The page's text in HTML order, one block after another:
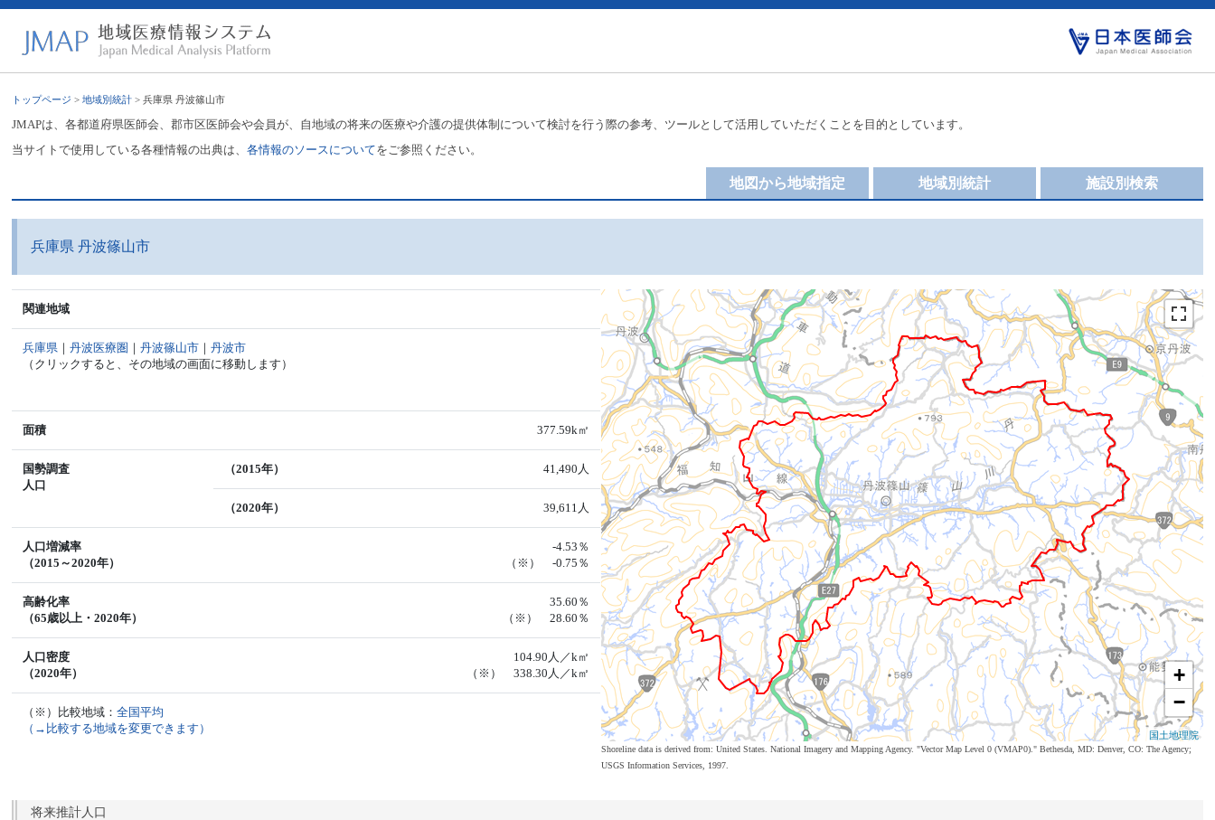
トップページ >地域別統計 > 兵庫県 丹波篠山市
JMAPは、各都道府県医師会、郡市区医師会や会員が、自地域の将来の医療や介護の提供体制について検討を行う際の参考、ツールとして活用していただくことを目的としています。
当サイトで使用している各種情報の出典は、各情報のソースについてをご参照ください。
施設別検索
地域別統計
地図から地域指定
兵庫県 丹波篠山市
関連地域
兵庫県 ｜丹波医療圏 ｜丹波篠山市 ｜丹波市
（クリックすると、その地域の画面に移動します）
面積 377.59k㎡
国勢調査
人口
（2015年） 41,490人
（2020年） 39,611人
人口増減率
（2015～2020年）
-4.53％
（※） -0.75％
高齢化率
（65歳以上・2020年）
35.60％
（※） 28.60％
人口密度
（2020年）
104.90人／k㎡
（※） 338.30人／k㎡
（※）比較地域：全国平均
（→比較する地域を変更できます）
+
−
国土地理院
Shoreline data is derived from: United States. National Imagery and Mapping Agency. "Vector Map Level 0 (VMAP0)." Bethesda, MD: Denver, CO: The Agency;
USGS Information Services, 1997.
将来推計人口